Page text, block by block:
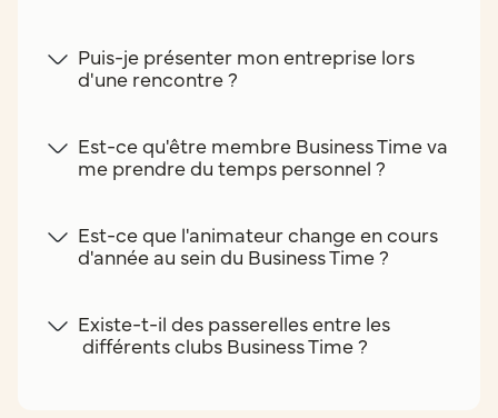
Puis-je présenter mon entreprise lors
d'une rencontre ?
Est-ce qu'être membre Business Time va
me prendre du temps personnel ?
Est-ce que l'animateur change en cours
d'année au sein du Business Time ?
Existe-t-il des passerelles entre les
différents clubs Business Time ?